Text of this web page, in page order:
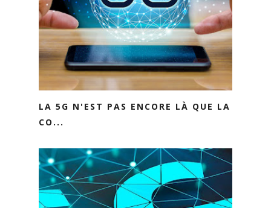
LA 5G N'EST PAS ENCORE LÀ QUE LA
CO...